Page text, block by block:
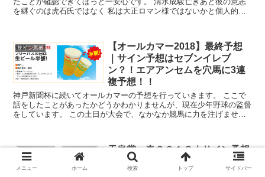
を継ぐのは虎石氏ではなく 私は大正ロマン様ではないかと個人的に
サイン馬券
【オールカマー2018】最終予想
｜サイン予想はセブンイレブ
ン？！エアアンセムを穴馬に3連
複予想！！
神戸新聞杯に続いてオールカマーの予想を行っていきます。 ここで
話をしたことがあったかどうかわかりませんが、現在少年野球の監督
をしています。 この土日が大会で、なかなか競馬に力を注げません
大正ロマン
天皇賞・春２０１８｜サイン予想
｜鉄人ならぬ、鉄腕ダッシュの山
口メンバーが衝撃の書類送検！プ
メニュー ホーム 検索 トップ サイドバー